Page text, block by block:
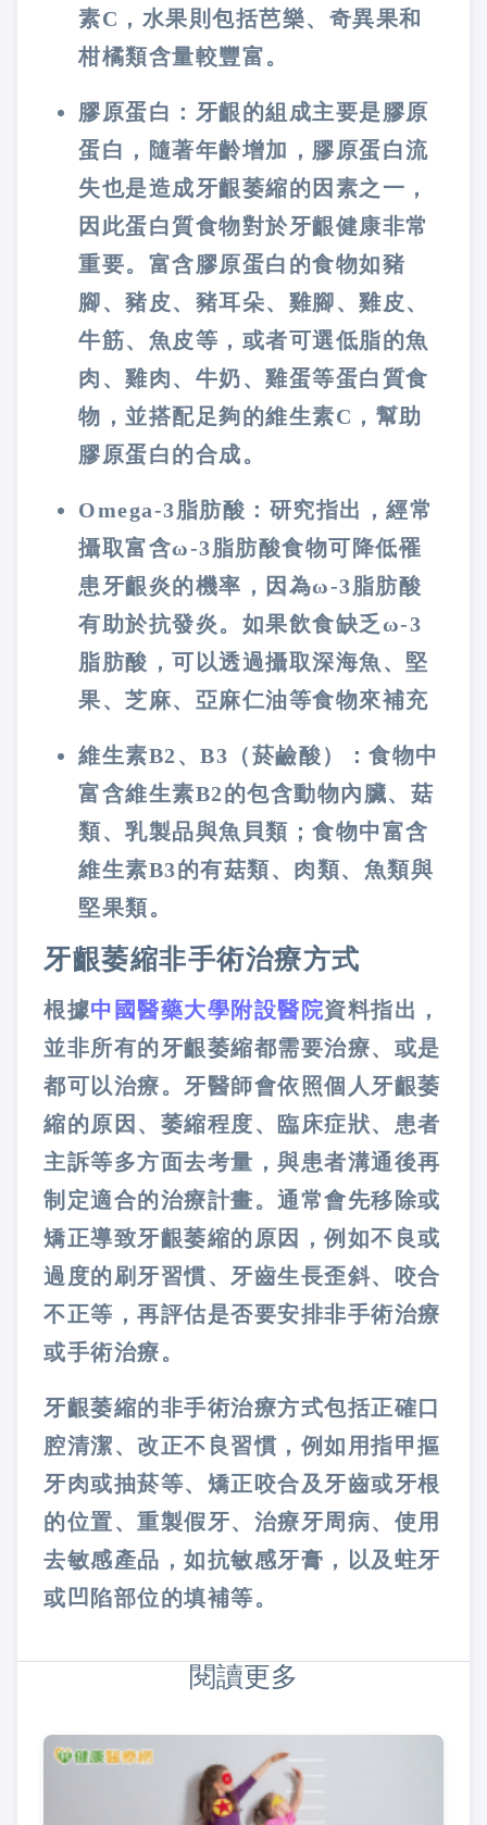
素C，水果則包括芭樂、奇異果和
柑橘類含量較豐富。
膠原蛋白：牙齦的組成主要是膠原
蛋白，隨著年齡增加，膠原蛋白流
失也是造成牙齦萎縮的因素之一，
因此蛋白質食物對於牙齦健康非常
重要。富含膠原蛋白的食物如豬
腳、豬皮、豬耳朵、雞腳、雞皮、
牛筋、魚皮等，或者可選低脂的魚
肉、雞肉、牛奶、雞蛋等蛋白質食
物，並搭配足夠的維生素C，幫助
膠原蛋白的合成。
Omega-3脂肪酸：研究指出，經常
攝取富含ω-3脂肪酸食物可降低罹
患牙齦炎的機率，因為ω-3脂肪酸
有助於抗發炎。如果飲食缺乏ω-3
脂肪酸，可以透過攝取深海魚、堅
果、芝麻、亞麻仁油等食物來補充
維生素B2、B3（菸鹼酸）：食物中
富含維生素B2的包含動物內臟、菇
類、乳製品與魚貝類；食物中富含
維生素B3的有菇類、肉類、魚類與
堅果類。
牙齦萎縮非手術治療方式
根據中國醫藥大學附設醫院資料指出，
並非所有的牙齦萎縮都需要治療、或是
都可以治療。牙醫師會依照個人牙齦萎
縮的原因、萎縮程度、臨床症狀、患者
主訴等多方面去考量，與患者溝通後再
制定適合的治療計畫。通常會先移除或
矯正導致牙齦萎縮的原因，例如不良或
過度的刷牙習慣、牙齒生長歪斜、咬合
不正等，再評估是否要安排非手術治療
或手術治療。
牙齦萎縮的非手術治療方式包括正確口
腔清潔、改正不良習慣，例如用指甲摳
牙肉或抽菸等、矯正咬合及牙齒或牙根
的位置、重製假牙、治療牙周病、使用
去敏感產品，如抗敏感牙膏，以及蛀牙
或凹陷部位的填補等。
閱讀更多